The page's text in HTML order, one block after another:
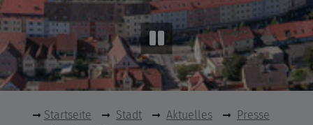
Startseite Stadt Aktuelles
Presse